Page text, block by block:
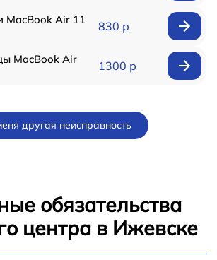
MacBook Air 11
830 р
MacBook Air
1300 р
другая неисправность
обязательства
центра в Ижевске